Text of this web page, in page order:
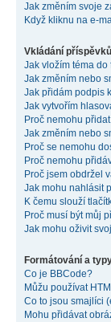
Jak změním svoje
Když kliknu na e-
Vkládání příspěvků
Jak vložím téma do
Jak změním nebo
Jak přidám podpis
Jak vytvořím
Proč nemohu
Jak změním nebo
Proč se nemohu
Proč nemohu
Proč jsem obdržel
Jak mohu nahlásit
K čemu slouží
Proč musí být můj
Jak mohu oživit
Formátování a
Co je BBCode?
Můžu používat
Co to jsou smajlíci
Mohu přidávat